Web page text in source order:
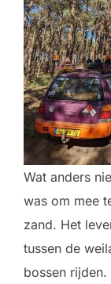
Wat anders
was om mee
zand. Het
tussen de
bossen